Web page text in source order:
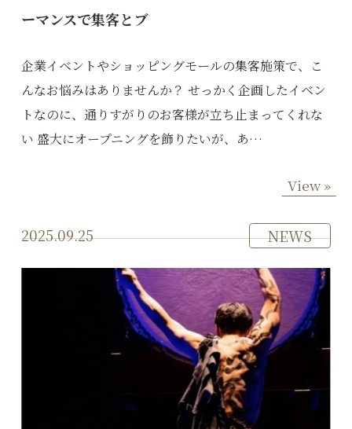
ーマンスで集客とブ
企業イベントやショッピングモールの集客施策で、こ
んなお悩みはありませんか？ せっかく企画したイベン
トなのに、通りすがりのお客様が立ち止まってくれな
い 盛大にオープニングを飾りたいが、あ…
View »
2025.09.25 NEWS